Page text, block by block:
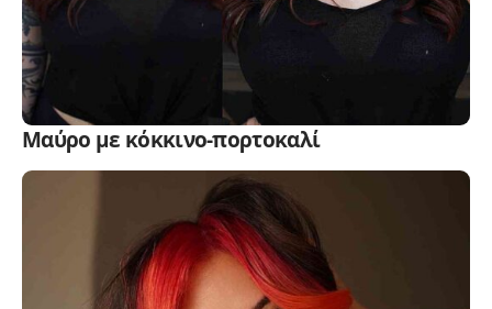
Μαύρο με κόκκινο-πορτοκαλί